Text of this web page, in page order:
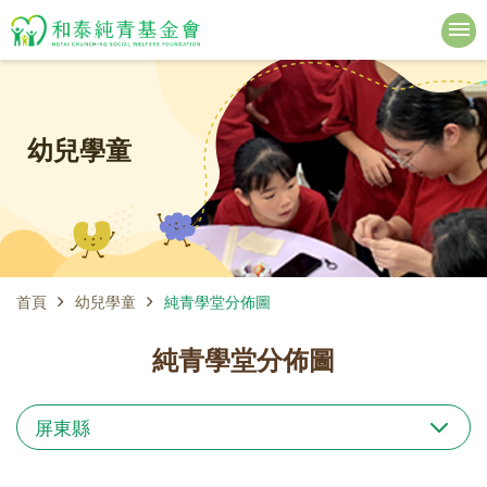
幼兒學童
首頁 幼兒學童 純青學堂分佈圖
純青學堂分佈圖
屏東縣